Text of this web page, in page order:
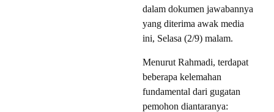
dalam dokumen jawabannya
yang diterima awak media
ini, Selasa (2/9) malam.
Menurut Rahmadi, terdapat
beberapa kelemahan
fundamental dari gugatan
pemohon diantaranya: